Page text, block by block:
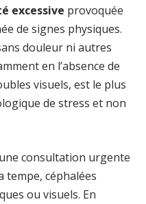
excessive provoquée
de signes physiques.
douleur ni autres
en l’absence de
visuels, est le plus
de stress et non
consultation urgente
tempe, céphalées
ou visuels. En